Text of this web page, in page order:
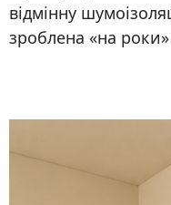
відмінну
зроблена «на роки»